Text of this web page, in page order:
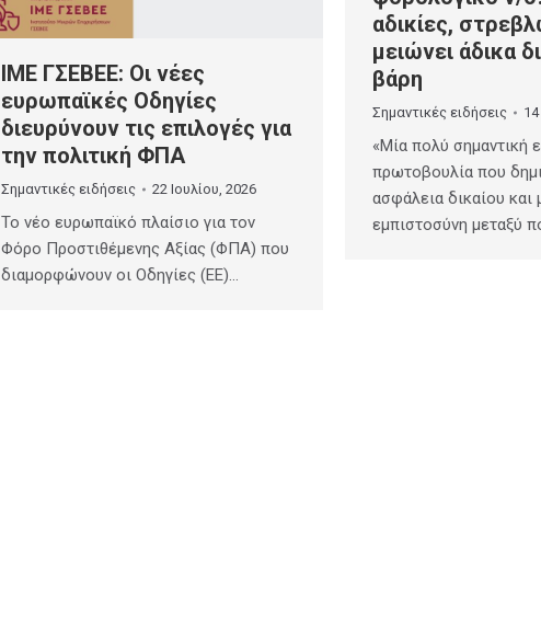
ΙΜΕ ΓΣΕΒΕΕ: Οι νέες
ευρωπαϊκές Οδηγίες
διευρύνουν τις επιλογές για
την πολιτική ΦΠΑ
Σημαντικές ειδήσεις 22 Ιουλίου, 2026
Το νέο ευρωπαϊκό πλαίσιο για τον
Φόρο Προστιθέμενης Αξίας (ΦΠΑ) που
διαμορφώνουν οι Οδηγίες (ΕΕ)…
αδικίες,
μειώνει άδικα
βάρη
Σημαντικές ειδήσεις
«Μία πολύ σημαντική
πρωτοβουλία που
ασφάλεια δικαίου και
εμπιστοσύνη μεταξύ